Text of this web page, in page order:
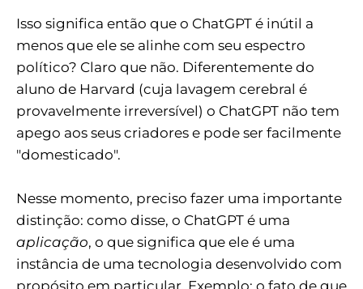
Isso significa então que o ChatGPT é inútil a
menos que ele se alinhe com seu espectro
político? Claro que não. Diferentemente do
aluno de Harvard (cuja lavagem cerebral é
provavelmente irreversível) o ChatGPT não tem
apego aos seus criadores e pode ser facilmente
"domesticado".
Nesse momento, preciso fazer uma importante
distinção: como disse, o ChatGPT é uma
aplicação, o que significa que ele é uma
instância de uma tecnologia desenvolvido com